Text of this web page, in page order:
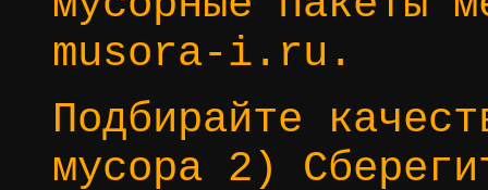
musora-i.ru.
Подбирайте
мусора 2)